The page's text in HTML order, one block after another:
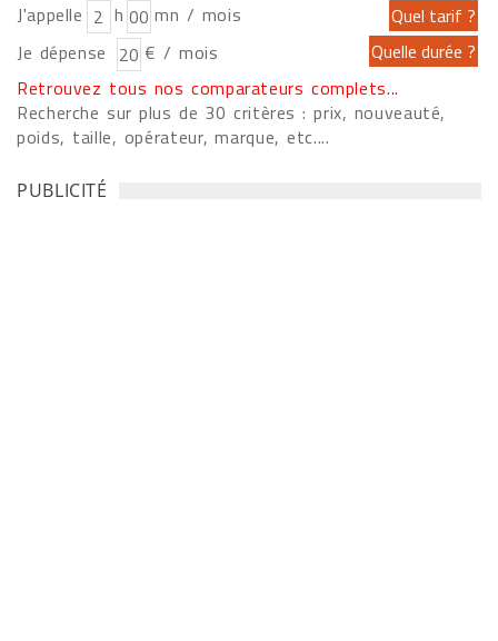
J'appelle h
mn / mois
Je dépense
€ / mois
Retrouvez tous nos comparateurs complets...
Recherche sur plus de 30 critères : prix, nouveauté,
poids, taille, opérateur, marque, etc....
PUBLICITÉ